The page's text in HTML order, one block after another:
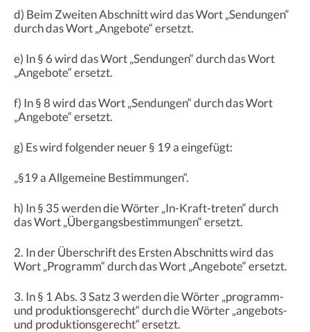
d) Beim Zweiten Abschnitt wird das Wort „Sendungen“
durch das Wort „Angebote“ ersetzt.
e) In § 6 wird das Wort „Sendungen“ durch das Wort
„Angebote“ ersetzt.
f) In § 8 wird das Wort „Sendungen“ durch das Wort
„Angebote“ ersetzt.
g) Es wird folgender neuer § 19 a eingefügt:
„§19 a Allgemeine Bestimmungen“.
h) In § 35 werden die Wörter „In-Kraft-treten“ durch
das Wort „Übergangsbestimmungen“ ersetzt.
2. In der Überschrift des Ersten Abschnitts wird das
Wort „Programm“ durch das Wort „Angebote“ ersetzt.
3. In § 1 Abs. 3 Satz 3 werden die Wörter „programm-
und produktionsgerecht“ durch die Wörter „angebots-
und produktionsgerecht“ ersetzt.